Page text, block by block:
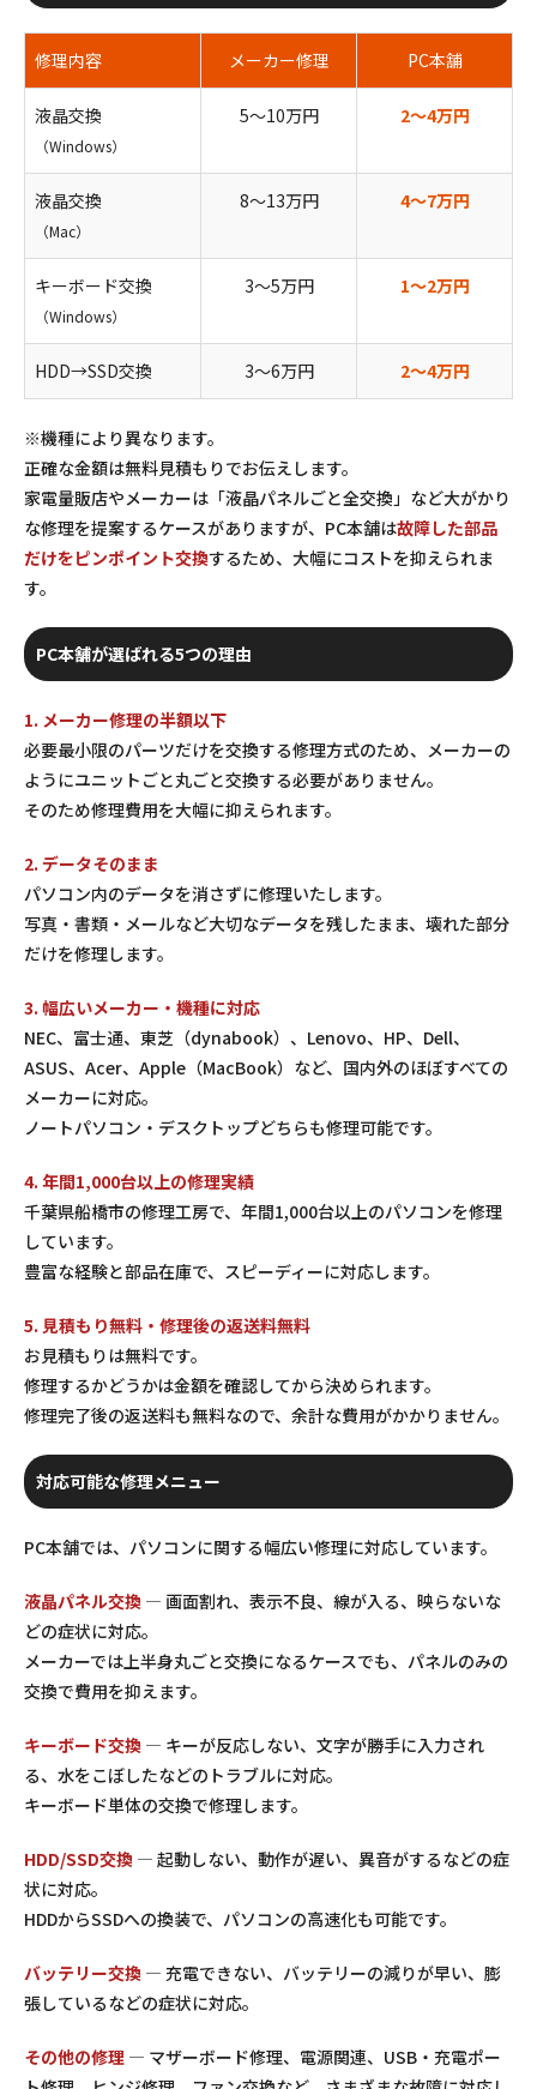
修理内容 メーカー修理 PC本舗
液晶交換
（Windows）
5〜10万円 2〜4万円
液晶交換
（Mac）
8〜13万円 4〜7万円
キーボード交換
（Windows）
3〜5万円 1〜2万円
HDD→SSD交換 3〜6万円 2〜4万円
※機種により異なります。
正確な金額は無料見積もりでお伝えします。
家電量販店やメーカーは「液晶パネルごと全交換」など大がかり
な修理を提案するケースがありますが、PC本舗は故障した部品
だけをピンポイント交換するため、大幅にコストを抑えられま
す。
PC本舗が選ばれる5つの理由
1. メーカー修理の半額以下
必要最小限のパーツだけを交換する修理方式のため、メーカーの
ようにユニットごと丸ごと交換する必要がありません。
そのため修理費用を大幅に抑えられます。
2. データそのまま
パソコン内のデータを消さずに修理いたします。
写真・書類・メールなど大切なデータを残したまま、壊れた部分
だけを修理します。
3. 幅広いメーカー・機種に対応
NEC、富士通、東芝（dynabook）、Lenovo、HP、Dell、
ASUS、Acer、Apple（MacBook）など、国内外のほぼすべての
メーカーに対応。
ノートパソコン・デスクトップどちらも修理可能です。
4. 年間1,000台以上の修理実績
千葉県船橋市の修理工房で、年間1,000台以上のパソコンを修理
しています。
豊富な経験と部品在庫で、スピーディーに対応します。
5. 見積もり無料・修理後の返送料無料
お見積もりは無料です。
修理するかどうかは金額を確認してから決められます。
修理完了後の返送料も無料なので、余計な費用がかかりません。
対応可能な修理メニュー
PC本舗では、パソコンに関する幅広い修理に対応しています。
液晶パネル交換 — 画面割れ、表示不良、線が入る、映らないな
どの症状に対応。
メーカーでは上半身丸ごと交換になるケースでも、パネルのみの
交換で費用を抑えます。
キーボード交換 — キーが反応しない、文字が勝手に入力され
る、水をこぼしたなどのトラブルに対応。
キーボード単体の交換で修理します。
HDD/SSD交換 — 起動しない、動作が遅い、異音がするなどの症
状に対応。
HDDからSSDへの換装で、パソコンの高速化も可能です。
バッテリー交換 — 充電できない、バッテリーの減りが早い、膨
張しているなどの症状に対応。
その他の修理 — マザーボード修理、電源関連、USB・充電ポー